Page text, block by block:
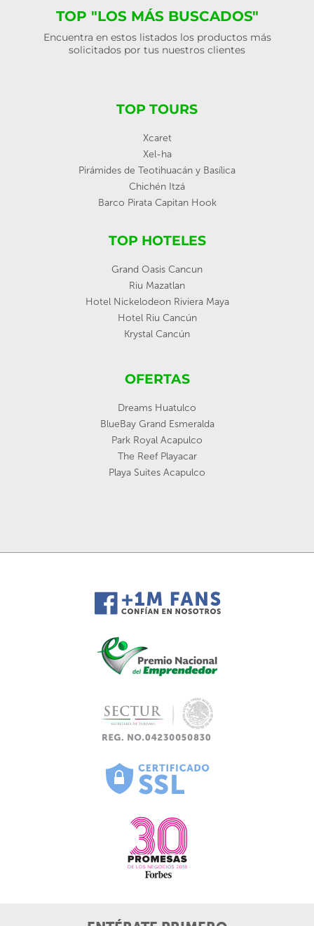
TOP "LOS MÁS BUSCADOS"
Encuentra en estos listados los productos más
solicitados por tus nuestros clientes
TOP TOURS
Xcaret
Xel-ha
Pirámides de Teotihuacán y Basílica
Chichén Itzá
Barco Pirata Capitan Hook
TOP HOTELES
Grand Oasis Cancun
Riu Mazatlan
Hotel Nickelodeon Riviera Maya
Hotel Riu Cancún
Krystal Cancún
OFERTAS
Dreams Huatulco
BlueBay Grand Esmeralda
Park Royal Acapulco
The Reef Playacar
Playa Suites Acapulco